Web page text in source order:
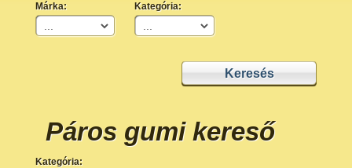
Márka: Kategória:
Páros gumi kereső
Kategória: